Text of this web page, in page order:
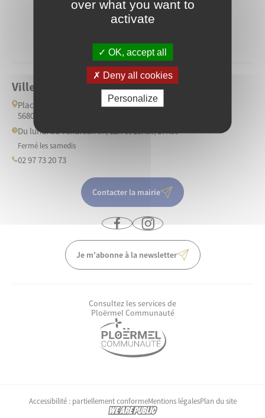
Ville de Ploërmel
Place de l'Hôtel de Ville
56800 Ploërmel
Du lundi au vendredi: 9h/12h et 13h30/17h30
Fermé les samedis
02 97 73 20 73
Contacter la mairie
Je m'abonne à la newsletter
Consultez les services de
Ploërmel Communauté
Accessibilité : partiellement conformeMentions légalesPlan du site
over what you want to
activate
OK, accept all
Deny all cookies
Personalize